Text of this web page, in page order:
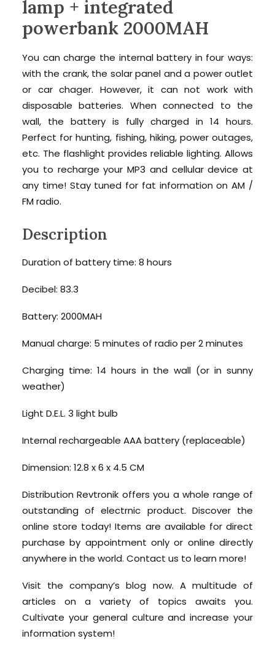
lamp + integrated
powerbank 2000MAH
You can charge the internal battery in four ways:
with the crank, the solar panel and a power outlet
or car chager. However, it can not work with
disposable batteries. When connected to the
wall, the battery is fully charged in 14 hours.
Perfect for hunting, fishing, hiking, power outages,
etc. The flashlight provides reliable lighting. Allows
you to recharge your MP3 and cellular device at
any time! Stay tuned for fat information on AM /
FM radio.
Description
Duration of battery time: 8 hours
Decibel: 83.3
Battery: 2000MAH
Manual charge: 5 minutes of radio per 2 minutes
Charging time: 14 hours in the wall (or in sunny
weather)
Light D.E.L. 3 light bulb
Internal rechargeable AAA battery (replaceable)
Dimension: 12.8 x 6 x 4.5 CM
Distribution Revtronik offers you a whole range of
outstanding of electrnic product. Discover the
online store today! Items are available for direct
purchase by appointment only or online directly
anywhere in the world. Contact us to learn more!
Visit the company’s blog now. A multitude of
articles on a variety of topics awaits you.
Cultivate your general culture and increase your
information system!